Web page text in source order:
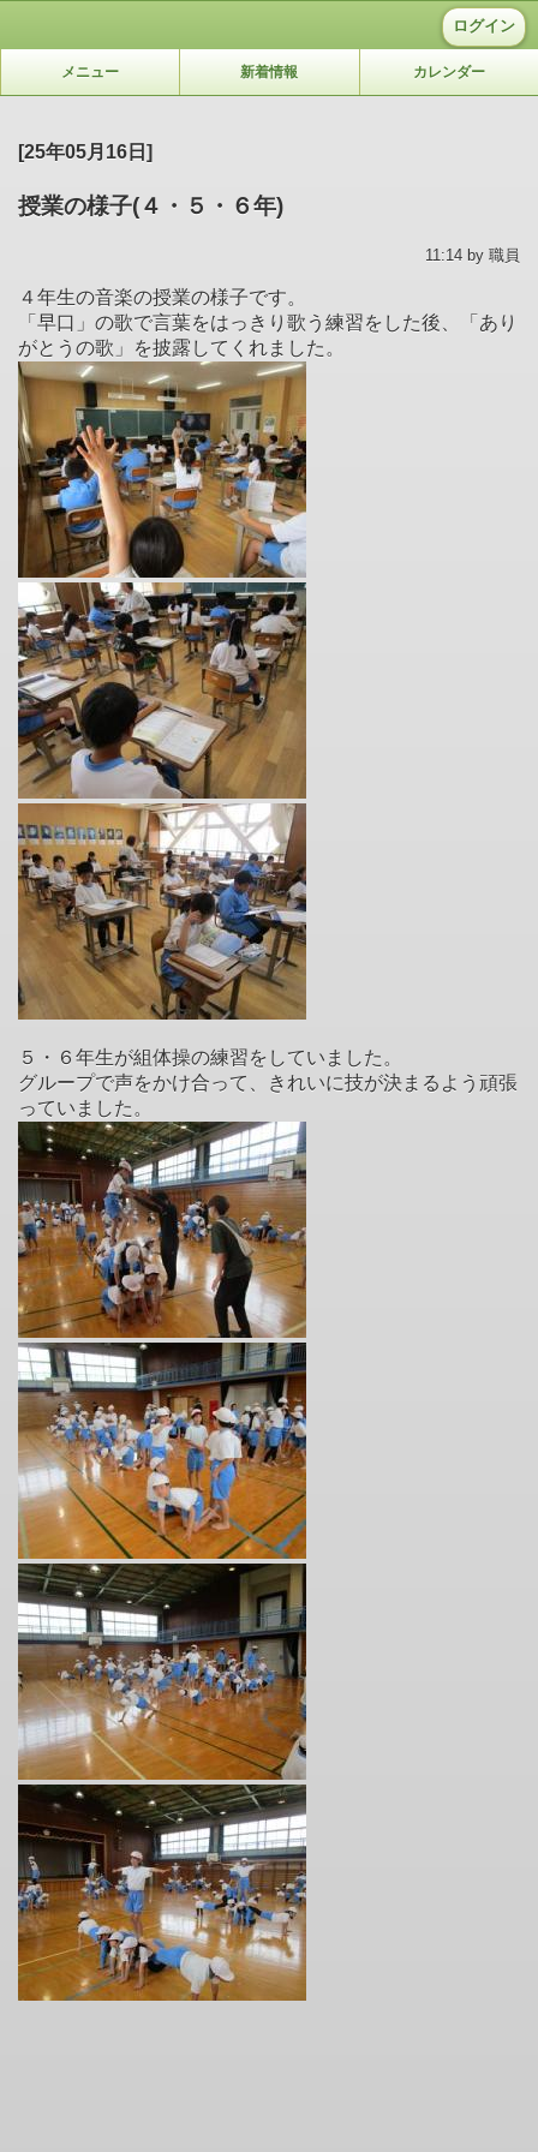
ログイン
メニュー 新着情報 カレンダー
[25年05月16日]
授業の様子(４・５・６年)
11:14 by 職員
４年生の音楽の授業の様子です。
「早口」の歌で言葉をはっきり歌う練習をした後、「あり
がとうの歌」を披露してくれました。
５・６年生が組体操の練習をしていました。
グループで声をかけ合って、きれいに技が決まるよう頑張
っていました。